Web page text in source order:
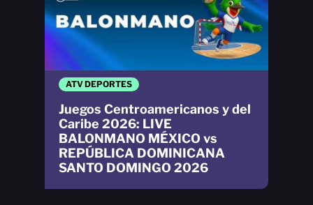
ATV DEPORTES
Juegos Centroamericanos y del
Caribe 2026: LIVE
BALONMANO MÉXICO vs
REPÚBLICA DOMINICANA
SANTO DOMINGO 2026